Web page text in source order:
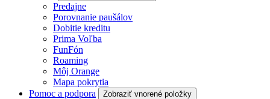
Predajne
Porovnanie paušálov
Dobitie kreditu
Prima Voľba
FunFón
Roaming
Môj Orange
Mapa pokrytia
Pomoc a podpora
Zobraziť vnorené položky